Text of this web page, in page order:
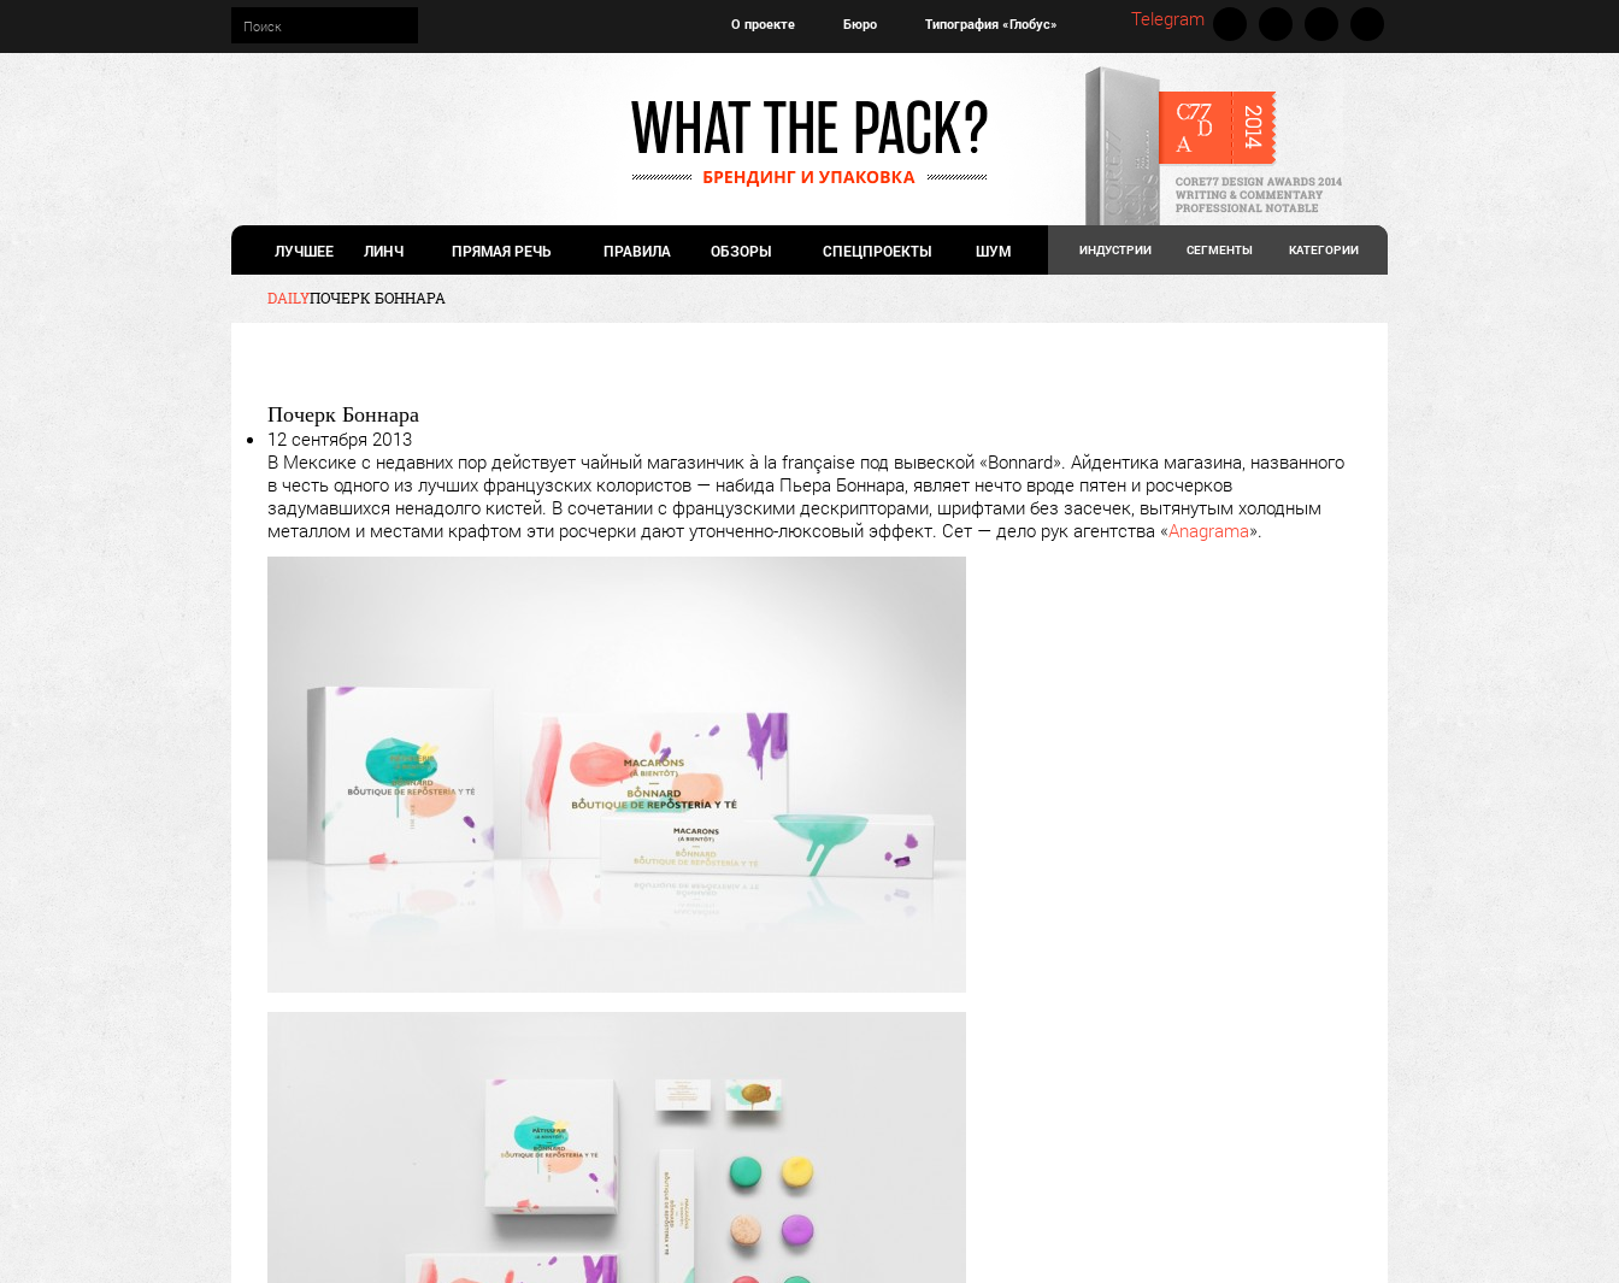
О проекте Бюро Типография «Глобус» Telegram
ЛУЧШЕЕ ЛИНЧ ПРЯМАЯ РЕЧЬ ПРАВИЛА ОБЗОРЫ СПЕЦПРОЕКТЫ ШУМ ИНДУСТРИИ СЕГМЕНТЫ КАТЕГОРИИ
DAILYПОЧЕРК БОННАРА
Почерк Боннара
12 сентября 2013
В Мексике с недавних пор действует чайный магазинчик à la française под вывеской «Bonnard». Айдентика магазина, названного
в честь одного из лучших французских колористов — набида Пьера Боннара, являет нечто вроде пятен и росчерков
задумавшихся ненадолго кистей. В сочетании с французскими дескрипторами, шрифтами без засечек, вытянутым холодным
металлом и местами крафтом эти росчерки дают утонченно-люксовый эффект. Сет — дело рук агентства «Anagrama».